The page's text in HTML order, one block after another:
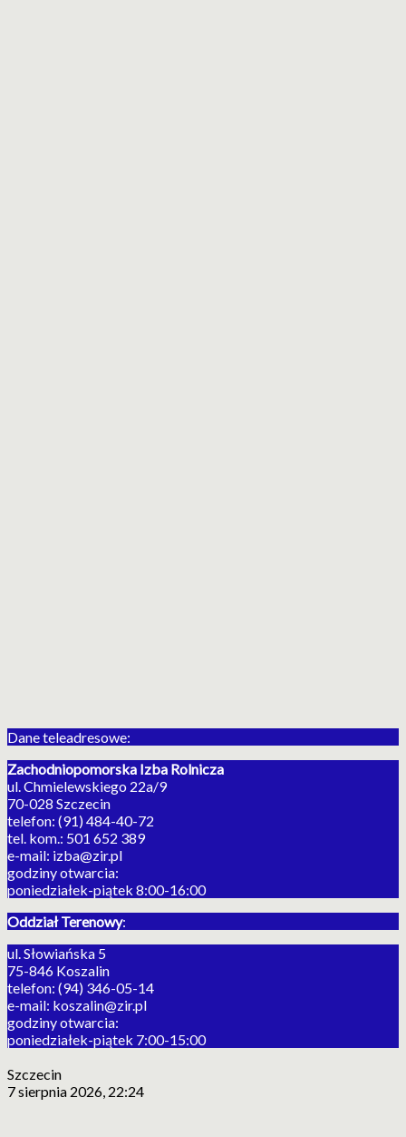
Dane teleadresowe:
Zachodniopomorska Izba Rolnicza
ul. Chmielewskiego 22a/9
70-028 Szczecin
telefon: (91) 484-40-72
tel. kom.: 501 652 389
e-mail: izba@zir.pl
godziny otwarcia:
poniedziałek-piątek 8:00-16:00
Oddział Terenowy:
ul. Słowiańska 5
75-846 Koszalin
telefon: (94) 346-05-14
e-mail: koszalin@zir.pl
godziny otwarcia:
poniedziałek-piątek 7:00-15:00
Szczecin
7 sierpnia 2026, 22:24